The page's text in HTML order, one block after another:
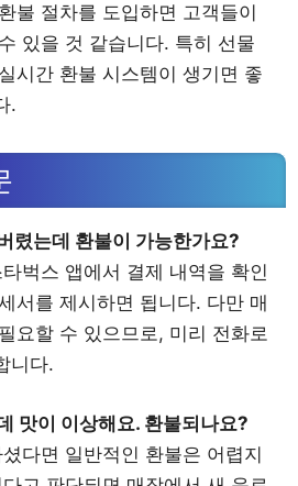
불 절차를 도입하면 고객들이
있을 것 같습니다. 특히 선물
시간 환불 시스템이 생기면 좋
.
렸는데 환불이 가능한가요?
벅스 앱에서 결제 내역을 확인
서를 제시하면 됩니다. 다만 매
요할 수 있으므로, 미리 전화로
니다.
맛이 이상해요. 환불되나요?
다면 일반적인 환불은 어렵지